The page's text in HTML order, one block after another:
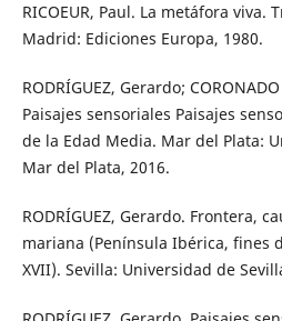
RICOEUR, Paul. La metáfora viva.
Madrid: Ediciones Europa, 1980.
RODRÍGUEZ, Gerardo;
Paisajes sensoriales Paisajes
de la Edad Media. Mar del Plata:
Mar del Plata, 2016.
RODRÍGUEZ, Gerardo. Frontera,
mariana (Península Ibérica, fines
XVII). Sevilla: Universidad de